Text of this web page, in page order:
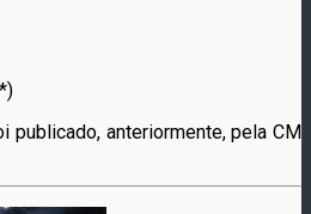
publicado, anteriormente, pela CM